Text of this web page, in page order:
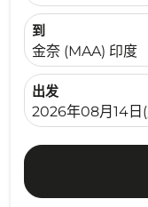
到
金奈 (MAA) 印度
出发
fc-booking-
2026年08月14日